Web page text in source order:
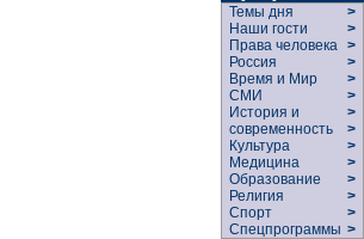
Темы дня
>
Наши гости
>
Права человека >
Россия
>
Время и Мир
>
СМИ
>
История и
современность
>
>
Культура
>
Медицина
>
Образование
>
Религия
>
Спорт
>
Спецпрограммы >